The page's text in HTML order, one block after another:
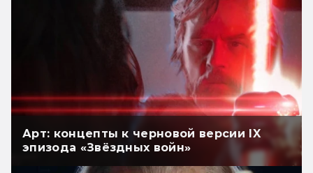
Арт: концепты к черновой версии IX
эпизода «Звёздных войн»